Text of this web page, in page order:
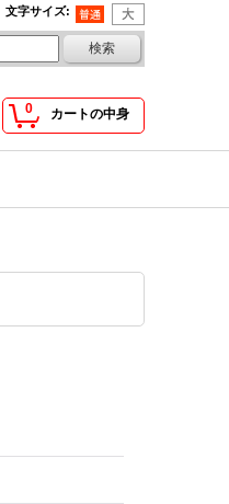
文字サイズ:
0 カートの中身